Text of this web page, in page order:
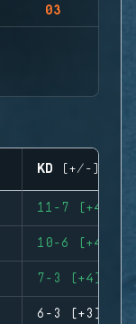
03
KD (+/-)
11-7 (+4)
10-6 (+4)
7-3 (+4)
6-3 (+3)